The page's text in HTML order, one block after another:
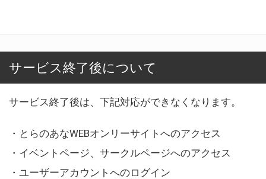
サービス終了後について
サービス終了後は、下記対応ができなくなります。
・とらのあなWEBオンリーサイトへのアクセス
・イベントページ、サークルページへのアクセス
・ユーザーアカウントへのログイン